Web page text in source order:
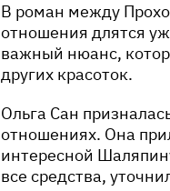
В роман между
отношения длятся
важный нюанс,
других красоток.
Ольга Сан
отношениях. Она
интересной
все средства,